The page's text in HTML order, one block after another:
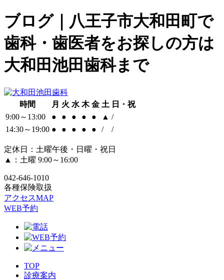
ブログ｜八王子市大和田町で
歯科・歯医者をお探しの方は
大和田池田歯科まで
時間 月 火 水 木 金 土 日・祝
9:00～13:00
● ● ● ● ● ▲ /
14:30～19:00 ● ● ● ● ● / /
定休日：土曜午後・日曜・祝日
▲：土曜 9:00～16:00
042-646-1010
各種保険取扱
アクセスMAP
WEB予約
TOP
診療案内